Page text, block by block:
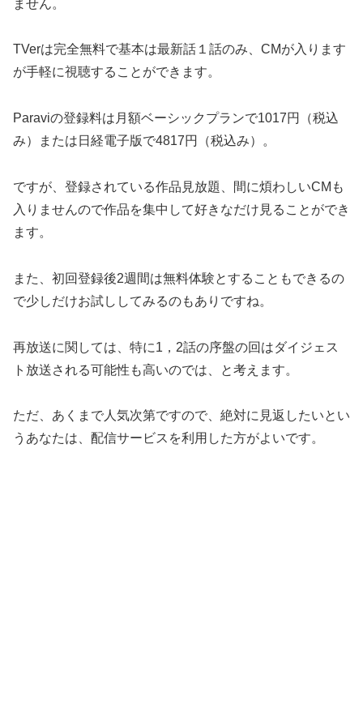
ません。
TVerは完全無料で基本は最新話１話のみ、CMが入ります
が手軽に視聴することができます。
Paraviの登録料は月額ベーシックプランで1017円（税込
み）または日経電子版で4817円（税込み）。
ですが、登録されている作品見放題、間に煩わしいCMも
入りませんので作品を集中して好きなだけ見ることができ
ます。
また、初回登録後2週間は無料体験とすることもできるの
で少しだけお試ししてみるのもありですね。
再放送に関しては、特に1，2話の序盤の回はダイジェス
ト放送される可能性も高いのでは、と考えます。
ただ、あくまで人気次第ですので、絶対に見返したいとい
うあなたは、配信サービスを利用した方がよいです。